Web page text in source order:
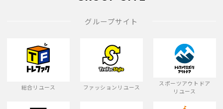
グループサイト
総合リユース ファッションリユース
スポーツアウトドア
リユース